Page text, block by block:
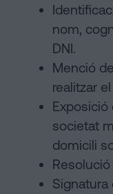
nom,
DNI.
Menció
realitzar
Exposició
societat
domicili
Resolució